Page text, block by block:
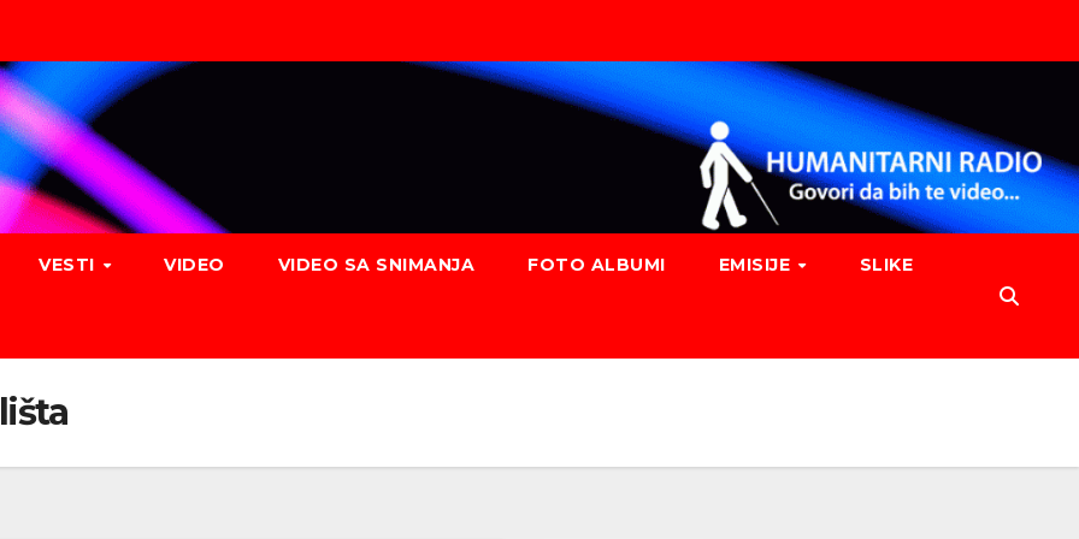
VESTI VIDEO VIDEO SA SNIMANJA FOTO ALBUMI EMISIJE SLIKE